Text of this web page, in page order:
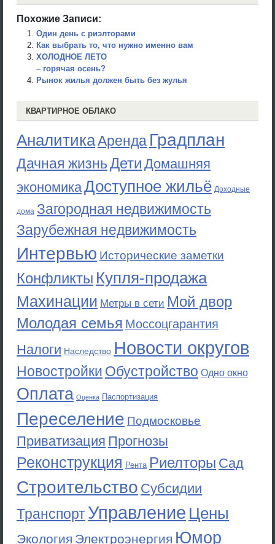
Похожие Записи:
Один день с риэлторами
Как выбрать то, что нужно именно вам
ХОЛОДНОЕ ЛЕТО
– горячая осень?
Рынок жилья должен быть без жулья
КВАРТИРНОЕ ОБЛАКО
АналитикаАренда Градплан
Дачная жизньДети Домашняя
экономикаДоступное жильё Доходные
дома Загородная недвижимость
Зарубежная недвижимость
Интервью Исторические заметки
Конфликты Купля-продажа
Махинации Метры в сети Мой двор
Молодая семья Моссоцгарантия
Налоги Наследство Новости округов
Новостройки Обустройство Одно окно
Оплата Оценка Паспортизация
Переселение Подмосковье
Приватизация Прогнозы
Реконструкция Рента Риелторы Сад
Строительство Субсидии
ТранспортУправление Цены
Экология Электроэнергия Юмор